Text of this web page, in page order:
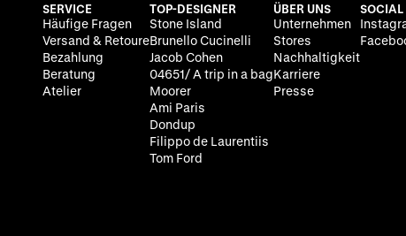
SERVICE
Häufige Fragen
Versand & Retoure
Bezahlung
Beratung
Atelier
TOP-DESIGNER
Stone Island
Brunello Cucinelli
Jacob Cohen
04651/ A trip in a bag
Moorer
Ami Paris
Dondup
Filippo de Laurentiis
Tom Ford
ÜBER UNS
Unternehmen
Stores
Nachhaltigkeit
Karriere
Presse
SOCIAL